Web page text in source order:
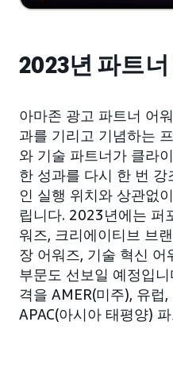
2023년 파트
아마존 광고 파트너 어
과를 기리고 기념하는
와 기술 파트너가 클라
한 성과를 다시 한 번
인 실행 위치와 상관없
립니다. 2023년에는 퍼
워즈, 크리에이티브 브
장 어워즈, 기술 혁신
부문도 선보일 예정입
격을 AMER(미주), 유럽
APAC(아시아 태평양)